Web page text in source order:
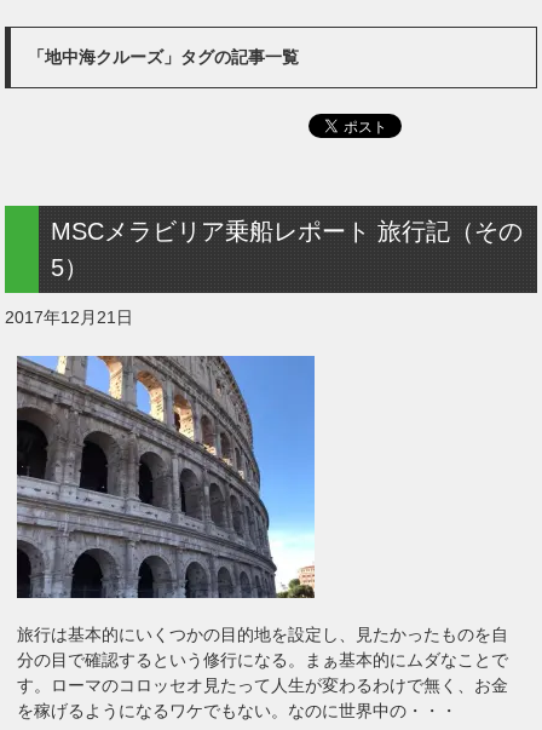
「地中海クルーズ」タグの記事一覧
MSCメラビリア乗船レポート 旅行記（その
5）
2017年12月21日
旅行は基本的にいくつかの目的地を設定し、見たかったものを自
分の目で確認するという修行になる。まぁ基本的にムダなことで
す。ローマのコロッセオ見たって人生が変わるわけで無く、お金
を稼げるようになるワケでもない。なのに世界中の・・・